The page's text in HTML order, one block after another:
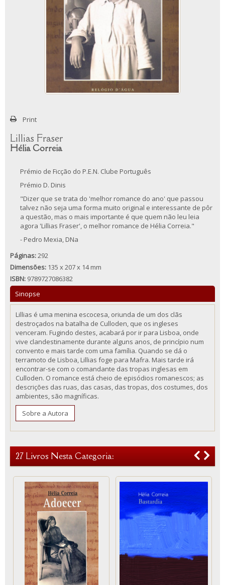
Print
Lillias Fraser
Hélia Correia
Prémio de Ficção do P.E.N. Clube Português
Prémio D. Dinis
"Dizer que se trata do 'melhor romance do ano' que passou
talvez não seja uma forma muito original e interessante de pôr
a questão, mas o mais importante é que quem não leu leia
agora 'Lillias Fraser', o melhor romance de Hélia Correia."
- Pedro Mexia, DNa
Páginas:292
Dimensões: 135 x 207 x 14 mm
ISBN: 9789727086382
Sinopse
Lillias é uma menina escocesa, oriunda de um dos clãs
destroçados na batalha de Culloden, que os ingleses
venceram. Fugindo destes, acabará por ir para Lisboa, onde
vive clandestinamente durante alguns anos, de princípio num
convento e mais tarde com uma família. Quando se dá o
terramoto de Lisboa, Lillias foge para Mafra. Mais tarde irá
encontrar-se com o comandante das tropas inglesas em
Culloden. O romance está cheio de episódios romanescos; as
descrições das ruas, das casas, das tropas, dos costumes, dos
ambientes, são magníficas.
Sobre a Autora
27 Livros Nesta Categoria: